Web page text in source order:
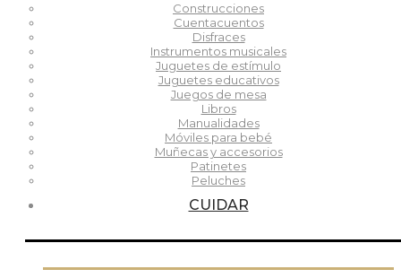
Construcciones
Cuentacuentos
Disfraces
Instrumentos musicales
Juguetes de estímulo
Juguetes educativos
Juegos de mesa
Libros
Manualidades
Móviles para bebé
Muñecas y accesorios
Patinetes
Peluches
CUIDAR